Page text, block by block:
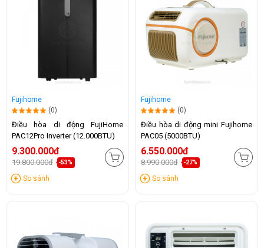
Fujihome
(0)
Điều hòa di động FujiHome
PAC12Pro Inverter (12.000BTU)
9.300.000đ
19.800.000đ -53%
So sánh
Fujihome
(0)
Điều hòa di động mini Fujihome
PAC05 (5000BTU)
6.550.000đ
8.990.000đ -27%
So sánh